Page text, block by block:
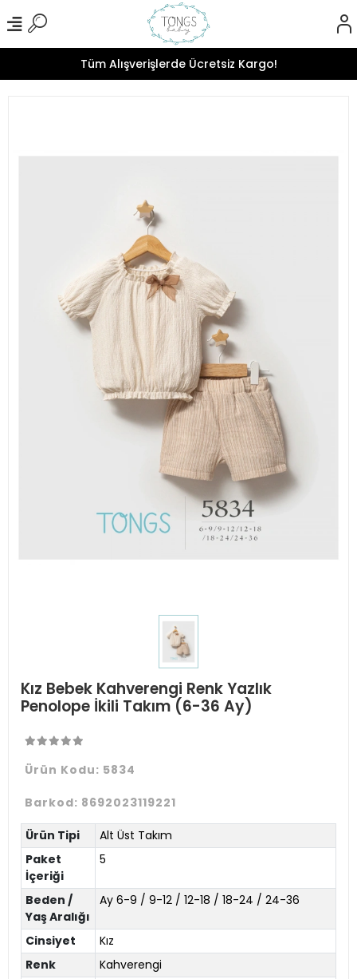
Tüm Alışverişlerde Ücretsiz Kargo!
Kız Bebek Kahverengi Renk Yazlık
Penolope İkili Takım (6-36 Ay)
Ürün Kodu: 5834
Barkod: 8692023119221
Ürün Tipi
Alt Üst Takım
Paket
İçeriği
5
Beden /
Yaş Aralığı
Ay 6-9 / 9-12 / 12-18 / 18-24 / 24-36
Cinsiyet
Kız
Renk
Kahverengi